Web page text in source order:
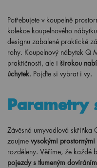
Potřebujete v koupelně
kolekce koupelnového
designu zabalené praktické
rohy. Koupelnový nábytek Q
praktičnosti, ale i širokou
úchytek. Pojďte si vybrat i vy.
Parametry
Závěsná umyvadlová
zaujme vysokými prostornými
rozděleny. Věříme, že každé
pojezdy s tlumeným